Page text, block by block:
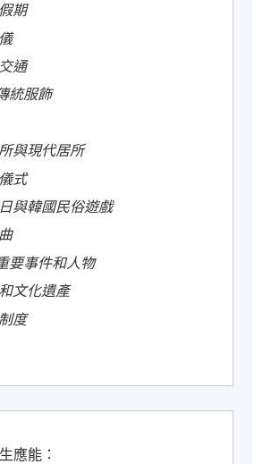
期
通
統服飾
與現代居所
式
與韓國民俗遊戲
要事件和人物
文化遺產
度
應能：